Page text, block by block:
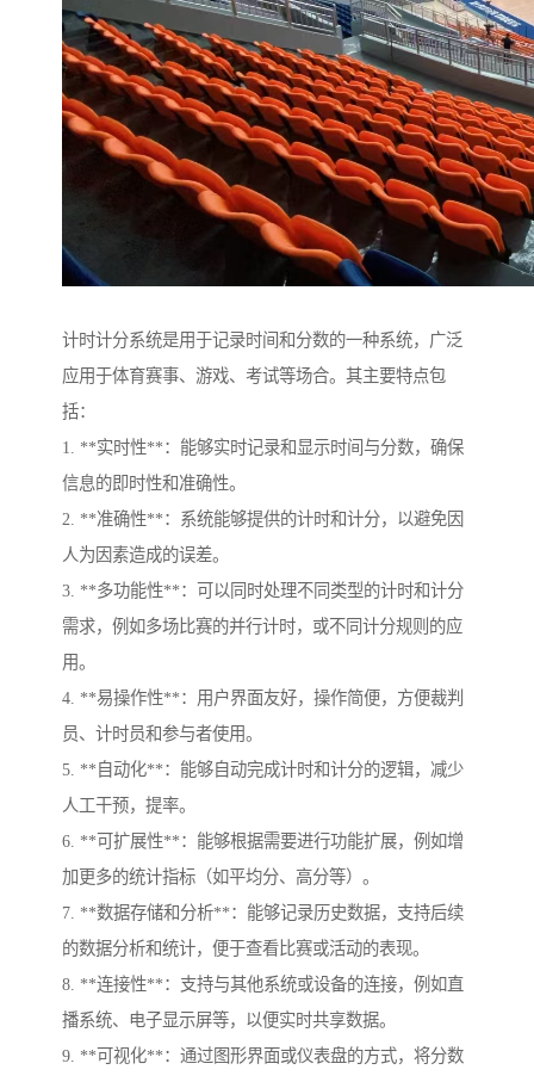
计时计分系统是用于记录时间和分数的一种系统，广泛
应用于体育赛事、游戏、考试等场合。其主要特点包
括：
1. **实时性**：能够实时记录和显示时间与分数，确保
信息的即时性和准确性。
2. **准确性**：系统能够提供的计时和计分，以避免因
人为因素造成的误差。
3. **多功能性**：可以同时处理不同类型的计时和计分
需求，例如多场比赛的并行计时，或不同计分规则的应
用。
4. **易操作性**：用户界面友好，操作简便，方便裁判
员、计时员和参与者使用。
5. **自动化**：能够自动完成计时和计分的逻辑，减少
人工干预，提率。
6. **可扩展性**：能够根据需要进行功能扩展，例如增
加更多的统计指标（如平均分、高分等）。
7. **数据存储和分析**：能够记录历史数据，支持后续
的数据分析和统计，便于查看比赛或活动的表现。
8. **连接性**：支持与其他系统或设备的连接，例如直
播系统、电子显示屏等，以便实时共享数据。
9. **可视化**：通过图形界面或仪表盘的方式，将分数